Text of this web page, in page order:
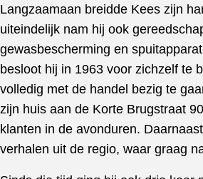
Langzaamaan breidde Kees zijn
uiteindelijk nam hij ook
gewasbescherming en
besloot hij in 1963 voor zichzelf te
volledig met de handel bezig te
zijn huis aan de Korte Brugstraat
klanten in de avonduren.
verhalen uit de regio, waar graag